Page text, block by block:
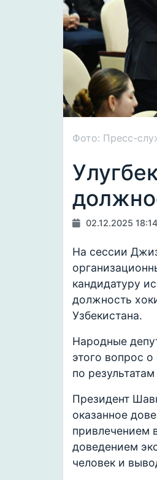
Фото: Пресс-
02.12.2025 18:14
На сессии
кандидатуру
должность
Узбекистана.
Народные
этого вопрос
по
Президент
оказанное
привлечением
доведением
человек и